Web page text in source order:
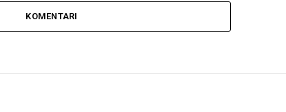
KOMENTARI